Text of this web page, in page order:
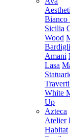
Bianco
Sicilia
Wood
Amani
Lasa
White
Up
Azteca
Atelier
Habitat